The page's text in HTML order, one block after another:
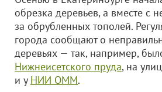
обрезка деревьев, а вместе с
за обрубленных тополей.
города сообщают о
деревьях — так, например,
Нижнеисетского пруда, на
и у НИИ ОММ.